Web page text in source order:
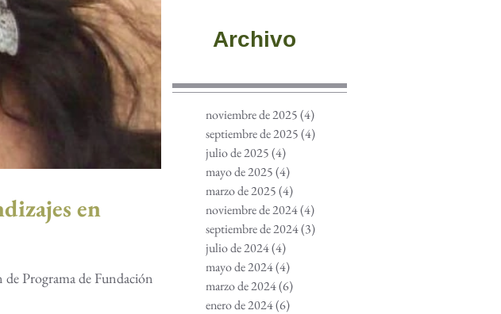
en
Programa de Fundación
Archivo
noviembre de 2025(4)
septiembre de 2025(4)
julio de 2025(4)
mayo de 2025(4)
marzo de 2025(4)
noviembre de 2024(4)
septiembre de 2024(3)
julio de 2024(4)
mayo de 2024(4)
marzo de 2024(6)
enero de 2024(6)